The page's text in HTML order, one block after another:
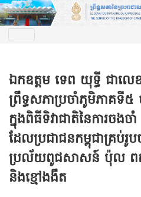
ឯកឧត្តម ទេព យុទ្ធី ជាលេ
ព្រឹទ្ធសភាប្រចាំភូមិភាគទី
ក្នុងពិធីទិវាជាតិនៃការចង
ដែលប្រជាជនកម្ពុជាគ្រប់រូប
ប្រល័យពូជសាសន៍ ប៉ុល ព
និងខ្មៅងងឹត